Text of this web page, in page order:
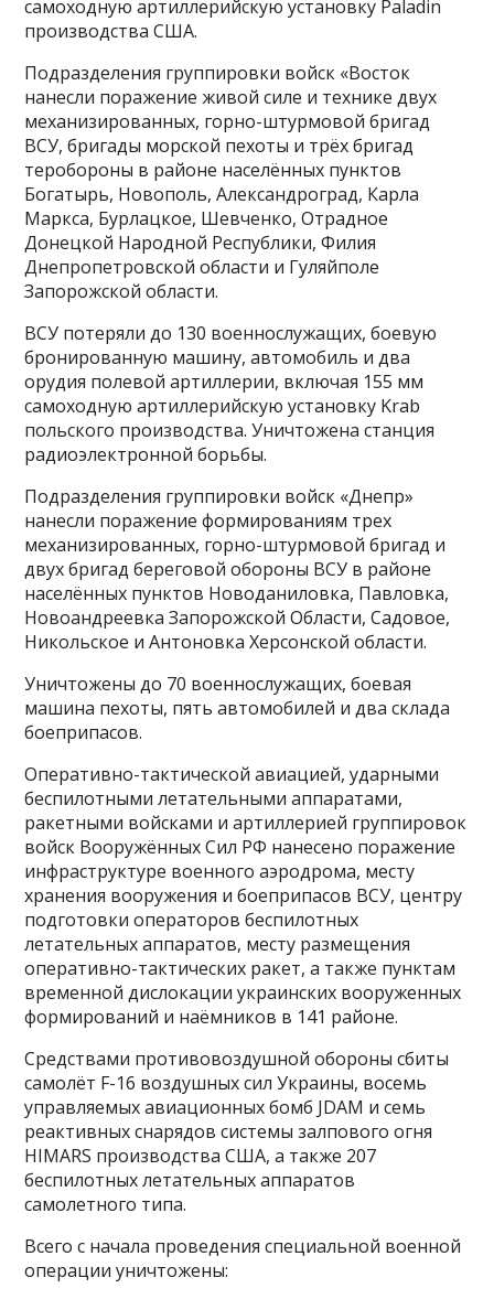
самоходную артиллерийскую установку Paladin
производства США.
Подразделения группировки войск «Восток
нанесли поражение живой силе и технике двух
механизированных, горно-штурмовой бригад
ВСУ, бригады морской пехоты и трёх бригад
теробороны в районе населённых пунктов
Богатырь, Новополь, Александроград, Карла
Маркса, Бурлацкое, Шевченко, Отрадное
Донецкой Народной Республики, Филия
Днепропетровской области и Гуляйполе
Запорожской области.
ВСУ потеряли до 130 военнослужащих, боевую
бронированную машину, автомобиль и два
орудия полевой артиллерии, включая 155 мм
самоходную артиллерийскую установку Krab
польского производства. Уничтожена станция
радиоэлектронной борьбы.
Подразделения группировки войск «Днепр»
нанесли поражение формированиям трех
механизированных, горно-штурмовой бригад и
двух бригад береговой обороны ВСУ в районе
населённых пунктов Новоданиловка, Павловка,
Новоандреевка Запорожской Области, Садовое,
Никольское и Антоновка Херсонской области.
Уничтожены до 70 военнослужащих, боевая
машина пехоты, пять автомобилей и два склада
боеприпасов.
Оперативно-тактической авиацией, ударными
беспилотными летательными аппаратами,
ракетными войсками и артиллерией группировок
войск Вооружённых Сил РФ нанесено поражение
инфраструктуре военного аэродрома, месту
хранения вооружения и боеприпасов ВСУ, центру
подготовки операторов беспилотных
летательных аппаратов, месту размещения
оперативно-тактических ракет, а также пунктам
временной дислокации украинских вооруженных
формирований и наёмников в 141 районе.
Средствами противовоздушной обороны сбиты
самолёт F-16 воздушных сил Украины, восемь
управляемых авиационных бомб JDAM и семь
реактивных снарядов системы залпового огня
HIMARS производства США, а также 207
беспилотных летательных аппаратов
самолетного типа.
Всего с начала проведения специальной военной
операции уничтожены: